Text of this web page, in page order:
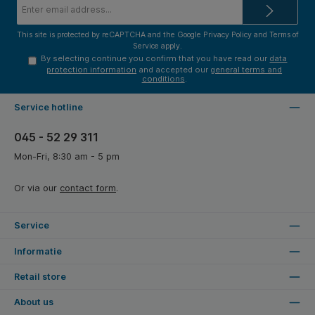
This site is protected by reCAPTCHA and the Google Privacy Policyand Terms of
Service apply.
By selecting continue you confirm that you have read our data
protection information and accepted our general terms and
conditions.
Service hotline
045 - 52 29 311
Mon-Fri, 8:30 am - 5 pm
Or via our contact form.
Service
Informatie
Retail store
About us